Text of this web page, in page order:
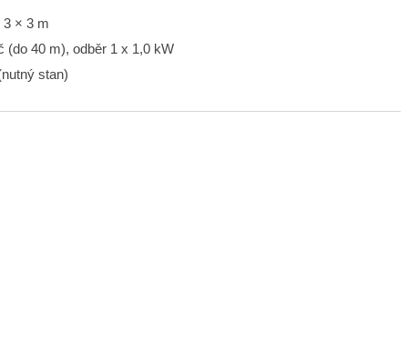
× 3 m
(do 40 m), odběr 1 x 1,0 kW
stan)